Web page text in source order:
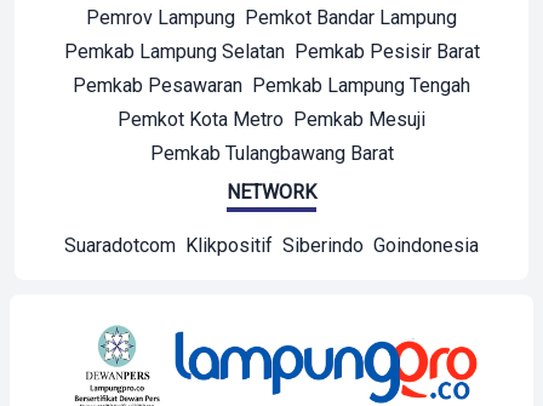
Pemrov Lampung Pemkot Bandar Lampung
Pemkab Lampung Selatan Pemkab Pesisir Barat
Pemkab Pesawaran Pemkab Lampung Tengah
Pemkot Kota Metro Pemkab Mesuji
Pemkab Tulangbawang Barat
NETWORK
Suaradotcom Klikpositif Siberindo Goindonesia